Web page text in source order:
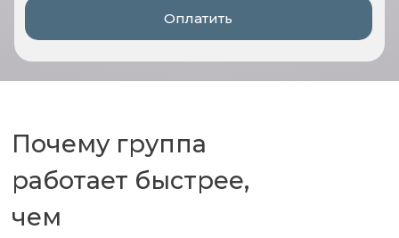
Оплатить
Почему группа
работает быстрее,
чем